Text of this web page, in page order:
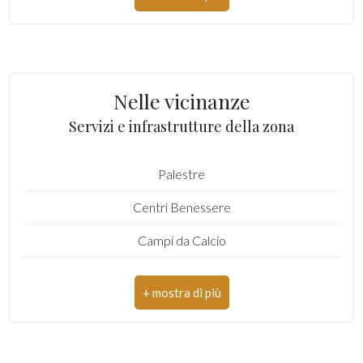
CAP: 81030
Mq edificabili: 2.700 mq
Nelle vicinanze
Servizi e infrastrutture della zona
Palestre
Centri Benessere
Campi da Calcio
Complessi Sportivi
Campi da Tennis